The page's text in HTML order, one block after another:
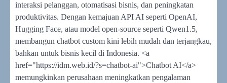
interaksi pelanggan, otomatisasi bisnis, dan peningkatan
produktivitas. Dengan kemajuan API AI seperti OpenAI,
Hugging Face, atau model open-source seperti Qwen1.5,
membangun chatbot custom kini lebih mudah dan terjangkau,
bahkan untuk bisnis kecil di Indonesia. <a
href="https://idm.web.id/?s=chatbot-ai">Chatbot AI</a>
memungkinkan perusahaan meningkatkan pengalaman